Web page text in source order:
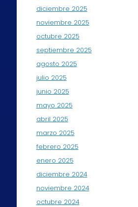
diciembre 2025
noviembre 2025
octubre 2025
septiembre 2025
agosto 2025
julio 2025
junio 2025
mayo 2025
abril 2025
marzo 2025
febrero 2025
enero 2025
diciembre 2024
noviembre 2024
octubre 2024